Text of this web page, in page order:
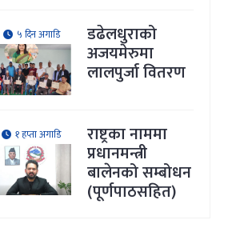
५ दिन अगाडि डढेलधुराको
अजयमेरुमा
लालपुर्जा वितरण
१ हप्ता अगाडि राष्ट्रका नाममा
प्रधानमन्त्री
बालेनको सम्बोधन
(पूर्णपाठसहित)